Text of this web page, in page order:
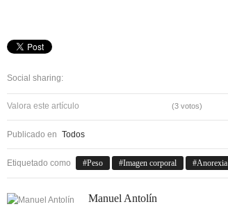
Social sharing:
Valora este artículo (3 votos)
Publicado en Todos
Etiquetado como Peso Imagen corporal Anorexia
Manuel Antolín